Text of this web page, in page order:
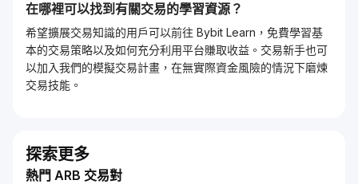
在哪裡可以找到有關交易的學習資源？
希望擴展交易知識的用戶可以前往 Bybit Learn，免費學習基
本的交易策略以及如何充分利用平台賺取收益。交易新手也可
以加入我們的模擬交易計畫，在無實際資金風險的情況下磨煉
交易技能。
探索更多
熱門 ARB 交易對